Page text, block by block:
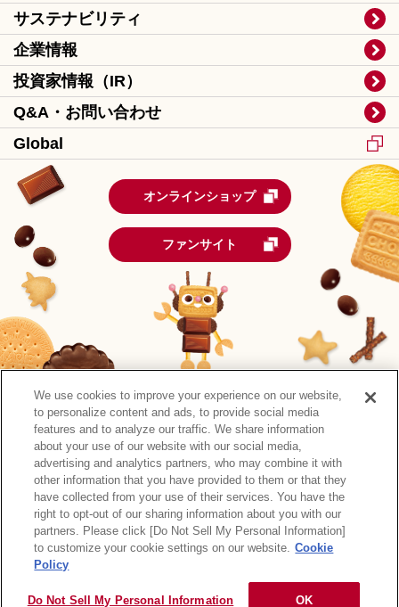
サステナビリティ
企業情報
投資家情報（IR）
Q&A・お問い合わせ
Global
オンラインショップ
ファンサイト
森永製菓公式アカウント一覧
サイトマップ RSSの配信について
プライバシーポリシー
ウェブアクセシビリティ
ご利用規約 リンク
We use cookies to improve your experience on our website,
to personalize content and ads, to provide social media
features and to analyze our traffic. We share information
about your use of our website with our social media,
advertising and analytics partners, who may combine it with
other information that you have provided to them or that they
have collected from your use of their services. You have the
right to opt-out of our sharing information about you with our
partners. Please click [Do Not Sell My Personal Information]
to customize your cookie settings on our website. Cookie
Policy
Do Not Sell My Personal Information OK